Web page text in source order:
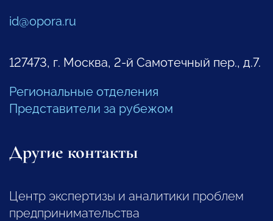
id@opora.ru
127473, г. Москва, 2-й Самотечный пер., д.7.
Региональные отделения
Представители за рубежом
Другие контакты
Центр экспертизы и аналитики проблем
предпринимательства